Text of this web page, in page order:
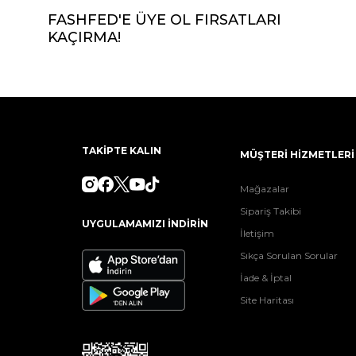
FASHFED'E ÜYE OL FIRSATLARI
KAÇIRMA!
TAKİPTE KALIN
UYGULAMAMIZI İNDİRİN
MÜŞTERİ HİZMETLERİ
Mağazalar
Sipariş Takibi
İletişim
Sıkça Sorulan Sorular
İade & İptal
Site Haritası